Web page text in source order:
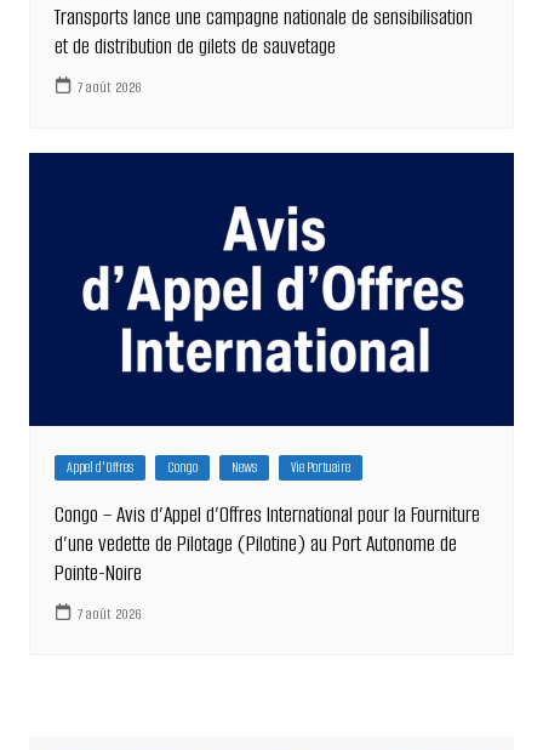
Transports lance une campagne nationale de sensibilisation
et de distribution de gilets de sauvetage
7 août 2026
Appel d'Offres Congo News Vie Portuaire
Congo – Avis d’Appel d’Offres International pour la Fourniture
d’une vedette de Pilotage (Pilotine) au Port Autonome de
Pointe-Noire
7 août 2026